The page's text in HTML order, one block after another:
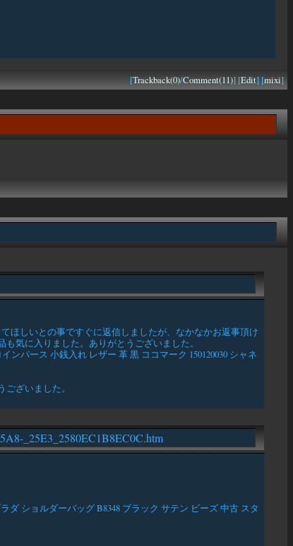
[Trackback(0)/Comment(11)] [Edit] [mixi]
ほしいとの事ですぐに返信しましたが、なかなかお返事頂け
気に入りました。ありがとうございました。
パース 小銭入れ レザー 革 黒 ココマーク 150120030 シャネ
ざいました。
_25E3_2580EC1B8EC0C.htm
ショルダーバッグ B8348 ブラック サテン ビーズ 中古 スタ